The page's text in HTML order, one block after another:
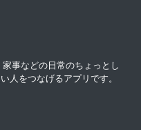
事などの日常のちょっとし
人をつなげるアプリです。